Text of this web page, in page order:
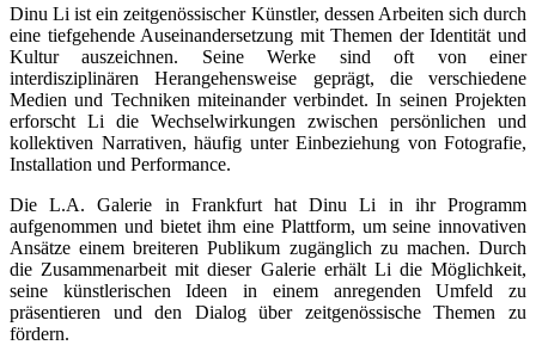
Dinu Li ist ein zeitgenössischer Künstler, dessen Arbeiten sich durch
eine tiefgehende Auseinandersetzung mit Themen der Identität und
Kultur auszeichnen. Seine Werke sind oft von einer
interdisziplinären Herangehensweise geprägt, die verschiedene
Medien und Techniken miteinander verbindet. In seinen Projekten
erforscht Li die Wechselwirkungen zwischen persönlichen und
kollektiven Narrativen, häufig unter Einbeziehung von Fotografie,
Installation und Performance.
Die L.A. Galerie in Frankfurt hat Dinu Li in ihr Programm
aufgenommen und bietet ihm eine Plattform, um seine innovativen
Ansätze einem breiteren Publikum zugänglich zu machen. Durch
die Zusammenarbeit mit dieser Galerie erhält Li die Möglichkeit,
seine künstlerischen Ideen in einem anregenden Umfeld zu
präsentieren und den Dialog über zeitgenössische Themen zu
fördern.